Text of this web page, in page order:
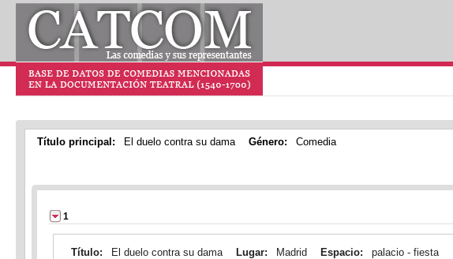
Título principal: El duelo contra su dama Género: Comedia
1
Título: El duelo contra su dama Lugar: Madrid Espacio:
palacio - fiesta